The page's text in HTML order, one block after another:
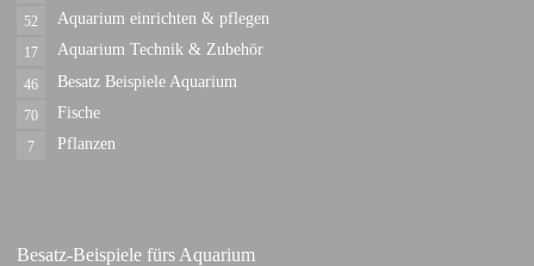
Aquarium einrichten & pflegen
52
Aquarium Technik & Zubehör
17
Besatz Beispiele Aquarium
46
Fische
70
Pflanzen
7
Besatz-Beispiele fürs Aquarium